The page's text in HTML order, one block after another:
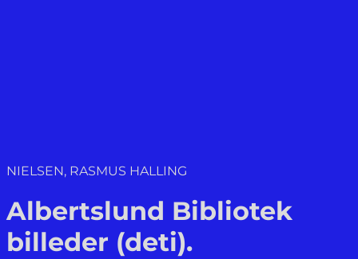
NIELSEN, RASMUS HALLING
Albertslund Bibliotek
billeder (deti).